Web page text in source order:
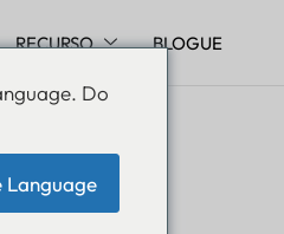
RECURSO BLOGUE
guia
Do
Language